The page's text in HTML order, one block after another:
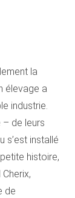
la
élevage a
industrie.
– de leurs
s’est installé
histoire,
de